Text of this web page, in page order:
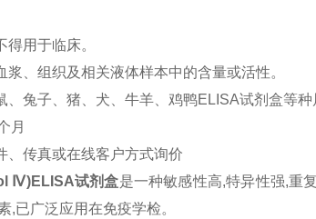
用于临床。
、组织及相关液体样本中的含量或活性。
、兔子、猪、犬、牛羊、鸡鸭ELISA试剂盒等种
月
、传真或在线客户方式询价
Ⅳ)ELISA试剂盒是一种敏感性高,特异性强,重
,已广泛应用在免疫学检。